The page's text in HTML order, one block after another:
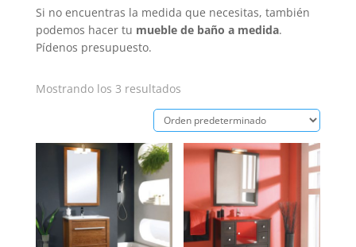
Si no encuentras la medida que necesitas, también
podemos hacer tu mueble de baño a medida.
Pídenos presupuesto.
Mostrando los 3 resultados